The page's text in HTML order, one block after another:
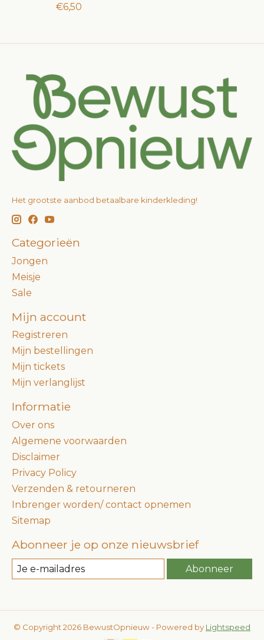
€6,50
Het grootste aanbod betaalbare kinderkleding!
Categorieën
Jongen
Meisje
Sale
Mijn account
Registreren
Mijn bestellingen
Mijn tickets
Mijn verlanglijst
Informatie
Over ons
Algemene voorwaarden
Disclaimer
Privacy Policy
Verzenden & retourneren
Inbrenger worden/ contact opnemen
Sitemap
Abonneer je op onze nieuwsbrief
Abonneer
© Copyright 2026 BewustOpnieuw - Powered by Lightspeed